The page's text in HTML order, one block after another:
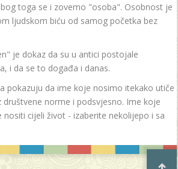
toga se i zovemo "osoba". Osobnost je
ljudskom biću od samog početka bez
je dokaz da su u antici postojale
i da se to događa i danas.
pokazuju da ime koje nosimo itekako utiče
društvene norme i podsvjesno. Ime koje
nositi cijeli život - izaberite nekolijepo i sa